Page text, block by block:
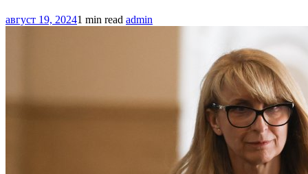
август 19, 20241 min read admin